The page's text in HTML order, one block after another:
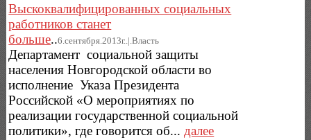
Выскоквалифицированных социальных
работников станет
больше..6.сентября.2013г..|.Власть
Департамент социальной защиты
населения Новгородской области во
исполнение Указа Президента
Российской «О мероприятиях по
реализации государственной социальной
политики», где говорится об... далее